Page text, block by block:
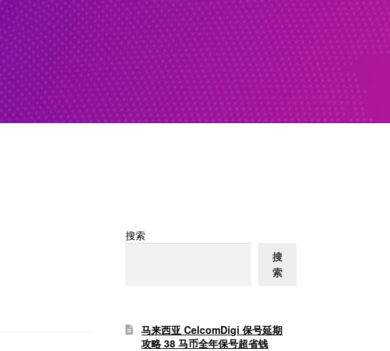
搜索
搜
索
马来西亚 CelcomDigi 保号延期
攻略 38 马币全年保号超省钱